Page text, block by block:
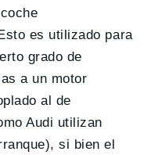
es utilizado para
grado de
a un motor
al de
Audi utilizan
si bien el